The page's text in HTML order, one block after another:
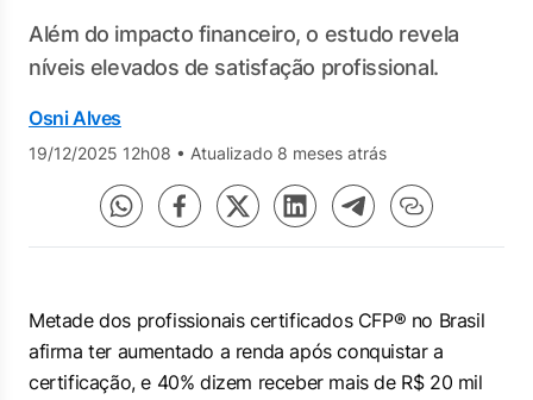
Além do impacto financeiro, o estudo revela
níveis elevados de satisfação profissional.
Osni Alves
19/12/2025 12h08 • Atualizado 8 meses atrás
Metade dos profissionais certificados CFP® no Brasil
afirma ter aumentado a renda após conquistar a
certificação, e 40% dizem receber mais de R$ 20 mil